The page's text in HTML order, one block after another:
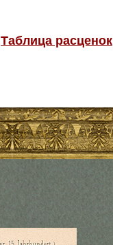
Таблица расценок